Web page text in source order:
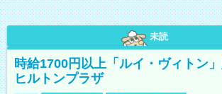
未読
時給1700円以上「ルイ・ヴィトン
ヒルトンプラザ